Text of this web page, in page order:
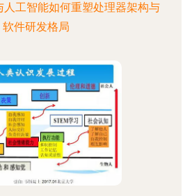
人工智能如何重塑处理器架构与
软件研发格局